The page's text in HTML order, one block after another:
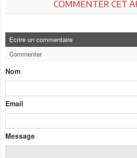
COMMENTER CET
Ecrire un commentaire
Commenter
Nom
Email
Message